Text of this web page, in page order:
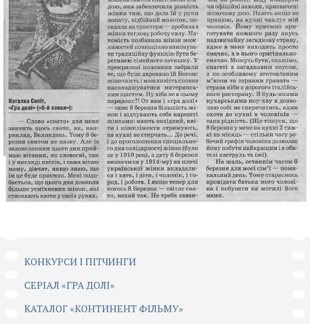
КОНКУРСИ І ПІТЧИНГИ
CЕРІАЛ «ГРА ДОЛІ»
КАТАЛОГ «КОНТИНЕНТ ФІЛЬМУ»